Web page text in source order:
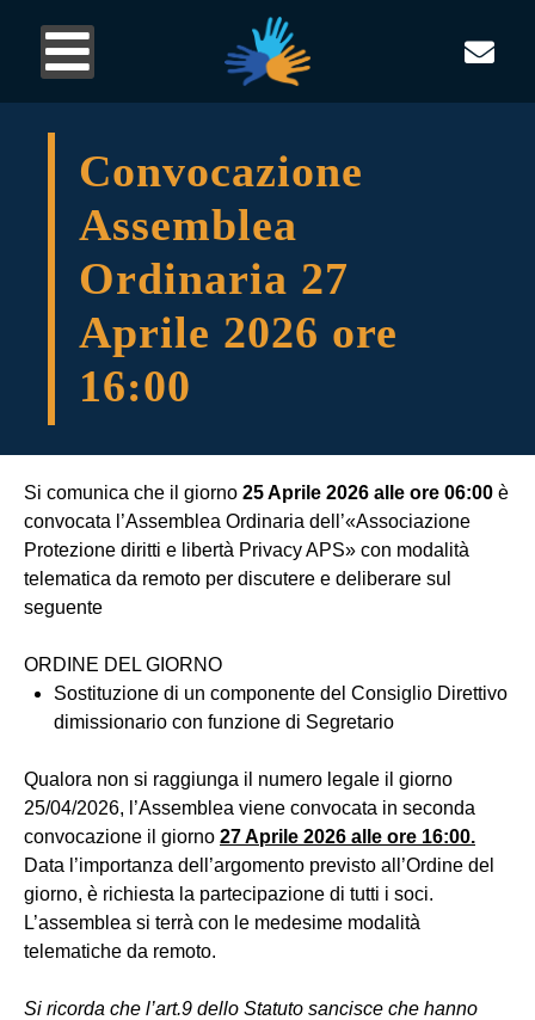
Convocazione
Assemblea
Ordinaria 27
Aprile 2026 ore
16:00
Si comunica che il giorno 25 Aprile 2026 alle ore 06:00 è
convocata l’Assemblea Ordinaria dell’«Associazione
Protezione diritti e libertà Privacy APS» con modalità
telematica da remoto per discutere e deliberare sul
seguente
ORDINE DEL GIORNO
Sostituzione di un componente del Consiglio Direttivo
dimissionario con funzione di Segretario
Qualora non si raggiunga il numero legale il giorno
25/04/2026, l’Assemblea viene convocata in seconda
convocazione il giorno 27 Aprile 2026 alle ore 16:00.
Data l’importanza dell’argomento previsto all’Ordine del
giorno, è richiesta la partecipazione di tutti i soci.
L’assemblea si terrà con le medesime modalità
telematiche da remoto.
Si ricorda che l’art.9 dello Statuto sancisce che hanno